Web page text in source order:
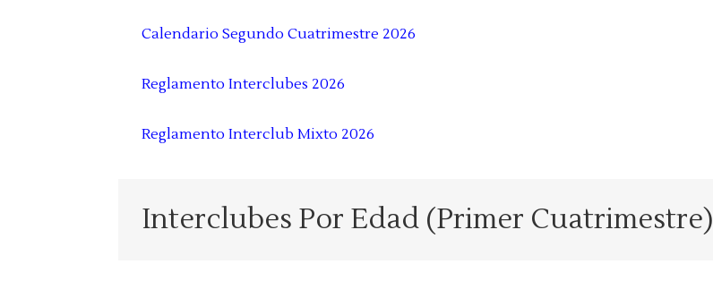
Calendario Segundo Cuatrimestre 2026
Reglamento Interclubes 2026
Reglamento Interclub Mixto 2026
Interclubes Por Edad (Primer Cuatrimestre)